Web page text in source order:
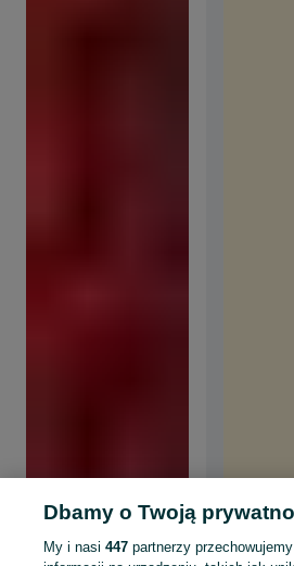
Dbamy o Twoją
My i nasi447 partnerzy